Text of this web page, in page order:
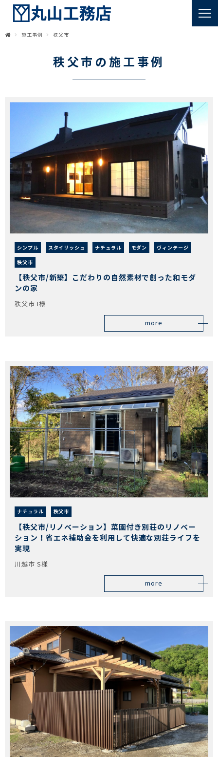
施工事例 秩父市
秩父市の施工事例
シンプル スタイリッシュ ナチュラル モダン ヴィンテージ
秩父市
【秩父市/新築】こだわりの自然素材で創った和モダ
ンの家
秩父市 I様
more
ナチュラル 秩父市
【秩父市/リノベーション】菜園付き別荘のリノベー
ション！省エネ補助金を利用して快適な別荘ライフを
実現
川越市 S様
more